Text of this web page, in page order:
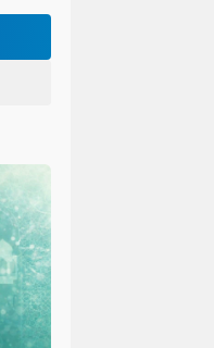
Hikmah Bafaqih Wakil Ketua Komisi E DPRD Provinsi Jatim, dukung perlindungan Anak di Ponpes melalui Penerapan (SOP) di Malang Raya.